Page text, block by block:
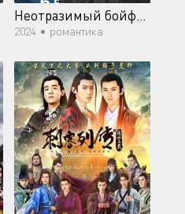
Неотразимый бойфренд
2024 • романтика